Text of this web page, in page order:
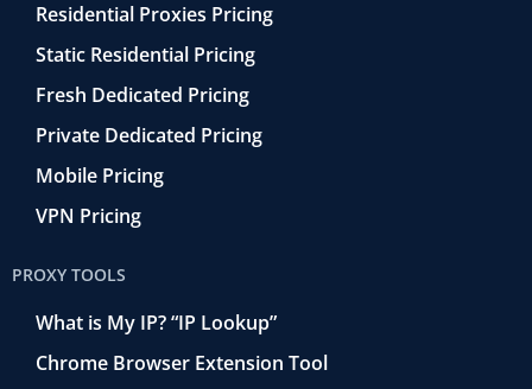
Residential Proxies Pricing
Static Residential Pricing
Fresh Dedicated Pricing
Private Dedicated Pricing
Mobile Pricing
VPN Pricing
PROXY TOOLS
What is My IP? “IP Lookup”
Chrome Browser Extension Tool